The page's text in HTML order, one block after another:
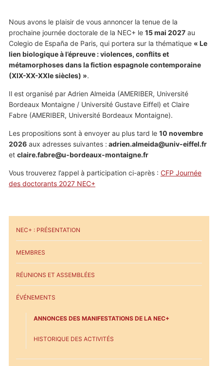
NEC+ : PRÉSENTATION
MEMBRES
RÉUNIONS ET ASSEMBLÉES
ÉVÉNEMENTS
ANNONCES DES MANIFESTATIONS DE LA NEC+
HISTORIQUE DES ACTIVITÉS
Nous avons le plaisir de vous annoncer la tenue de la
prochaine journée doctorale de la NEC+ le 15 mai 2027au
Colegio de España de Paris, qui portera sur la thématique « Le
lien biologique à l’épreuve : violences, conflits et
métamorphoses dans la fiction espagnole contemporaine
(XIX-XX-XXIe siècles) ».
Il est organisé par Adrien Almeida (AMERIBER, Université
Bordeaux Montaigne / Université Gustave Eiffel) et Claire
Fabre (AMERIBER, Université Bordeaux Montaigne).
Les propositions sont à envoyer au plus tard le 10 novembre
2026aux adresses suivantes : adrien.almeida@univ-eiffel.fr
et claire.fabre@u-bordeaux-montaigne.fr
Vous trouverez l’appel à participation ci-après : CFP Journée
des doctorants 2027 NEC+